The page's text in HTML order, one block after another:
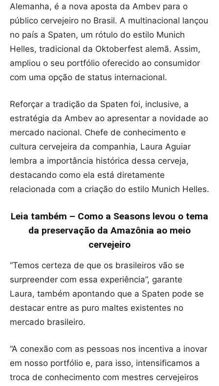
Alemanha, é a nova aposta da Ambev para o
público cervejeiro no Brasil. A multinacional lançou
no país a Spaten, um rótulo do estilo Munich
Helles, tradicional da Oktoberfest alemã. Assim,
ampliou o seu portfólio oferecido ao consumidor
com uma opção de status internacional.
Reforçar a tradição da Spaten foi, inclusive, a
estratégia da Ambev ao apresentar a novidade ao
mercado nacional. Chefe de conhecimento e
cultura cervejeira da companhia, Laura Aguiar
lembra a importância histórica dessa cerveja,
destacando como ela está diretamente
relacionada com a criação do estilo Munich Helles.
Leia também – Como a Seasons levou o tema
da preservação da Amazônia ao meio
cervejeiro
“Temos certeza de que os brasileiros vão se
surpreender com essa experiência”, garante
Laura, também apontando que a Spaten pode se
destacar entre as puro maltes existentes no
mercado brasileiro.
“A conexão com as pessoas nos incentiva a inovar
em nosso portfólio e, para isso, intensificamos a
troca de conhecimento com mestres cervejeiros